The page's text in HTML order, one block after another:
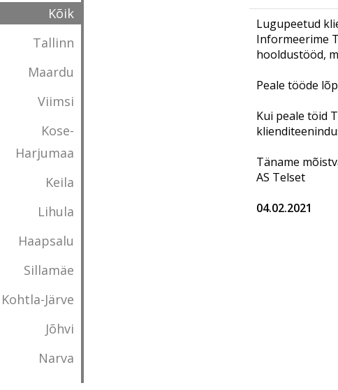
Kõik
Tallinn
Maardu
Viimsi
Kose-
Harjumaa
Keila
Lihula
Haapsalu
Sillamäe
Kohtla-Järve
Jõhvi
Narva
Lugupeetud
Informeerime
hooldustööd,
Peale tööde
Kui peale töid
Täname
AS Telset
04.02.2021